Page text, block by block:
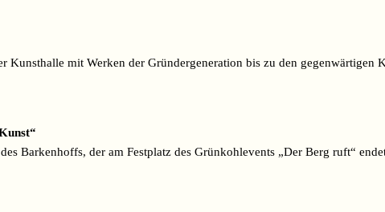
Kunsthalle mit Werken der Gründergeneration bis zu den gegenwärtigen
Barkenhoffs, der am Festplatz des Grünkohlevents „Der Berg ruft“